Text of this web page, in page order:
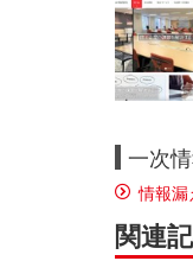
一次
情報漏
関連